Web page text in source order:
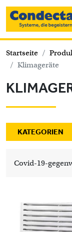
Direkt zum Inhalt
Startseite
Klimageräte
KATEGORIEN
Covid-19-